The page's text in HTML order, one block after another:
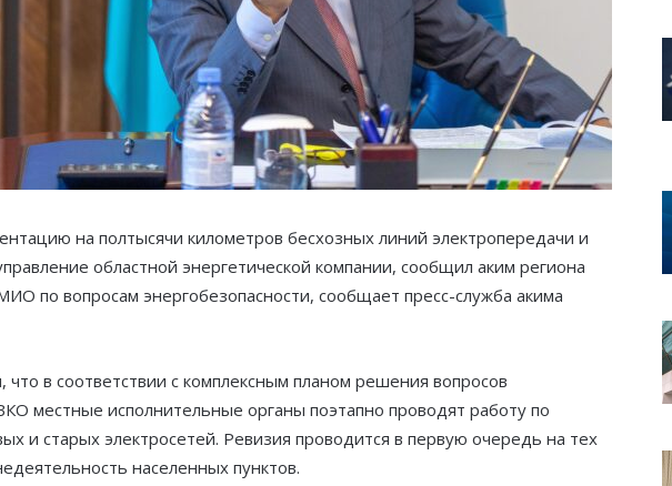
на полтысячи километров бесхозных линий электропередачи и
областной энергетической компании, сообщил аким региона
по вопросам энергобезопасности, сообщает пресс-служба акима
что в соответствии с комплексным планом решения вопросов
местные исполнительные органы поэтапно проводят работу по
и старых электросетей. Ревизия проводится в первую очередь на тех
населенных пунктов.